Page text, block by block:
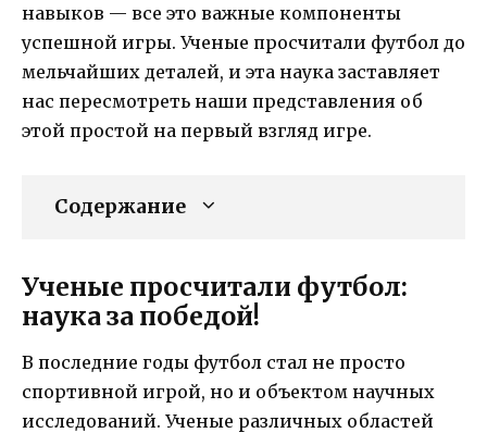
навыков — все это важные компоненты
успешной игры. Ученые просчитали футбол до
мельчайших деталей, и эта наука заставляет
нас пересмотреть наши представления об
этой простой на первый взгляд игре.
Содержание
Ученые просчитали футбол:
наука за победой!
В последние годы футбол стал не просто
спортивной игрой, но и объектом научных
исследований. Ученые различных областей